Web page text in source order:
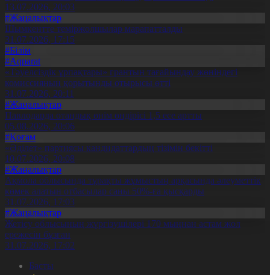
13.07.2026, 20:03
#Жаңалықтар
Шымкентте теміржолшылар марапатталды
31.07.2026, 17:15
#Білім
#Aqparat
«Тәуелсіздік ұрпақтары» грантын тағайындау жөніндегі
комиссияның қорытынды отырысы өтті
31.07.2026, 20:11
#Жаңалықтар
Павлодарда отандық өнім өндірісі 1,5 есе артты
05.08.2026, 20:06
#Қоғам
«Әділет» партиясы кандидаттардың тізімін бекітті
10.07.2026, 20:08
#Жаңалықтар
Ақмола облысында тұрақты жұмыстың арқасында әлеуметтік
көмек алатын отбасылар саны 50%-ға қысқарды
31.07.2026, 17:03
#Жаңалықтар
Жетісу облысының жүргізушілері 170 мыңнан астам жол
ережесін бұзған
31.07.2026, 17:02
Басты